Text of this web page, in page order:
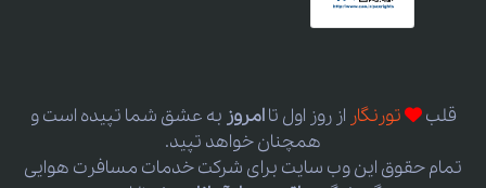
قلب تورنگار از روز اول تاامروز به عشق شما تپیده است و
همچنان خواهد تپید.
تمام حقوق این وب سایت برای شرکت خدمات مسافرت هوایی